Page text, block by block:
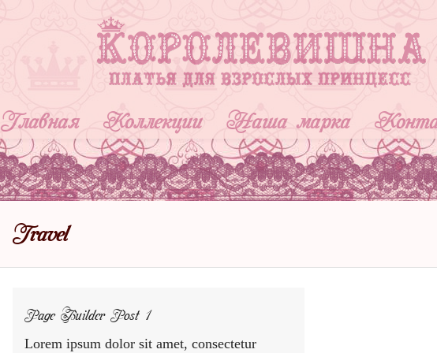
Главная Коллекции Наша марка
Travel
Page Builder Post 1
Lorem ipsum dolor sit amet, consectetur